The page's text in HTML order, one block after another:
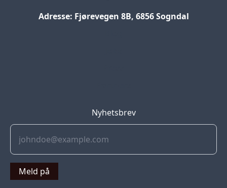
Adresse: Fjørevegen 8B, 6856 Sogndal
Nyhetsbrev
Meld på